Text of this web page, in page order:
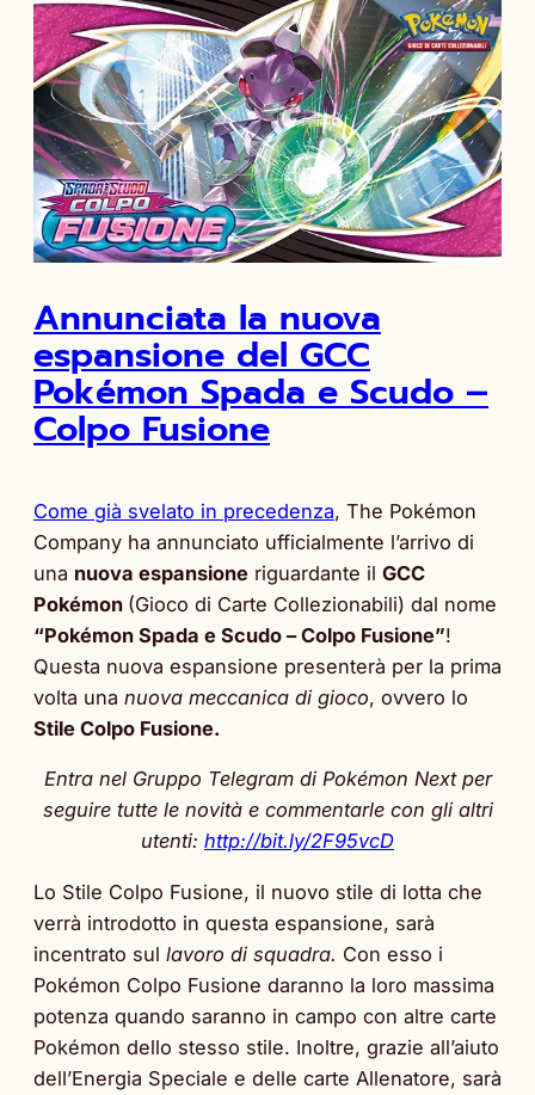
Annunciata la nuova
espansione del GCC
Pokémon Spada e Scudo –
Colpo Fusione
Come già svelato in precedenza, The Pokémon
Company ha annunciato ufficialmente l’arrivo di
una nuova espansione riguardante il GCC
Pokémon (Gioco di Carte Collezionabili) dal nome
“Pokémon Spada e Scudo – Colpo Fusione”!
Questa nuova espansione presenterà per la prima
volta una nuova meccanica di gioco, ovvero lo
Stile Colpo Fusione.
Entra nel Gruppo Telegram di Pokémon Next per
seguire tutte le novità e commentarle con gli altri
utenti: http://bit.ly/2F95vcD
Lo Stile Colpo Fusione, il nuovo stile di lotta che
verrà introdotto in questa espansione, sarà
incentrato sul lavoro di squadra. Con esso i
Pokémon Colpo Fusione daranno la loro massima
potenza quando saranno in campo con altre carte
Pokémon dello stesso stile. Inoltre, grazie all’aiuto
dell’Energia Speciale e delle carte Allenatore, sarà